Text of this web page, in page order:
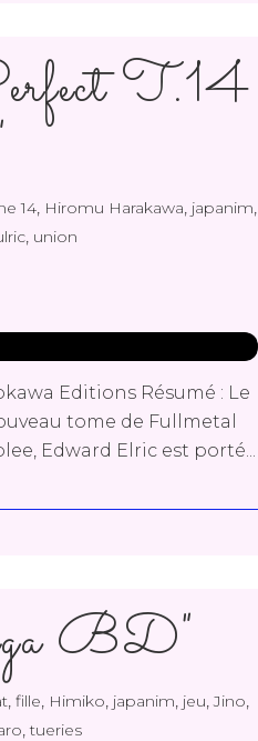
T.14
14, Hiromu Harakawa, japanim,
, union
Editions Résumé : Le
tome de Fullmetal
Edward Elric est porté...
BD"
, fille, Himiko, japanim, jeu,Jino,
,tueries